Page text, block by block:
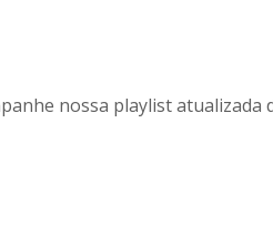
nossa playlist atualizada